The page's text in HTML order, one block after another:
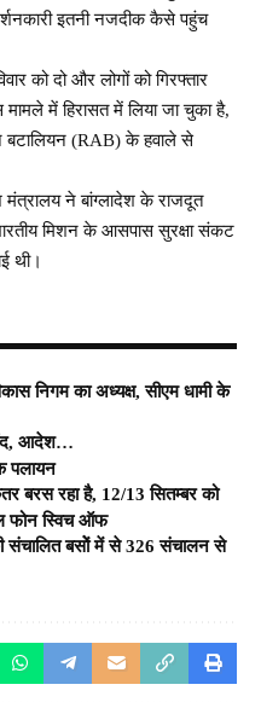
इतनी नजदीक कैसे पहुंच
को दो और लोगों को गिरफ्तार
में हिरासत में लिया जा चुका है,
बटालियन (RAB) के हवाले से
ने बांग्लादेश के राजदूत
मिशन के आसपास सुरक्षा संकट
थी।
निगम का अध्यक्ष, सीएम धामी के
आदेश…
पलायन
बरस रहा है, 12/13 सितम्बर को
फोन स्विच ऑफ
संचालित बसोें में से 326 संचालन से